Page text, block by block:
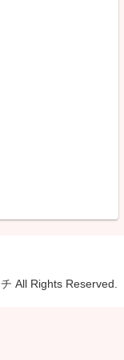
All Rights Reserved.